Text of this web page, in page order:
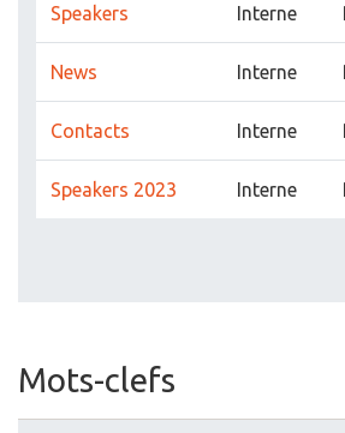
Speakers Interne
News Interne
Contacts Interne
Speakers 2023 Interne
Mots-clefs